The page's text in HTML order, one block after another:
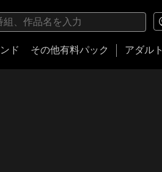
ド その他有料パック アダルト